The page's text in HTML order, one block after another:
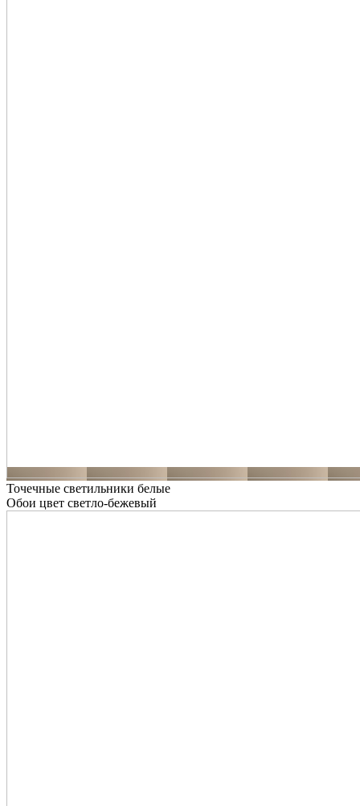
Точечные светильники белые
Обои цвет светло-бежевый